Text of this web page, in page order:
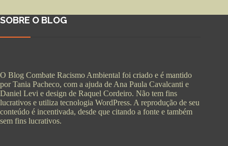
SOBRE O BLOG
O Blog Combate Racismo Ambiental foi criado e é mantido
por Tania Pacheco, com a ajuda de Ana Paula Cavalcanti e
Daniel Levi e design de Raquel Cordeiro. Não tem fins
lucrativos e utiliza tecnologia WordPress. A reprodução de seu
conteúdo é incentivada, desde que citando a fonte e também
sem fins lucrativos.